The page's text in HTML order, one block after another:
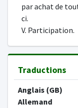
par achat de
ci.
V. Participation.
Traductions
Anglais (GB)
Allemand